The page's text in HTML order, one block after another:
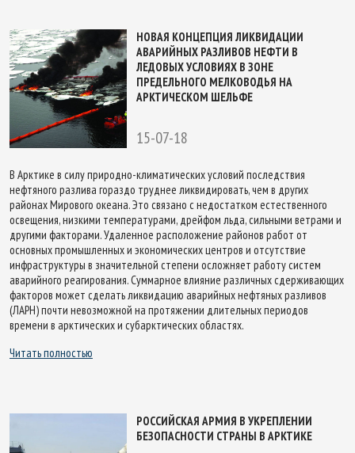
НОВАЯ КОНЦЕПЦИЯ ЛИКВИДАЦИИ
АВАРИЙНЫХ РАЗЛИВОВ НЕФТИ В
ЛЕДОВЫХ УСЛОВИЯХ В ЗОНЕ
ПРЕДЕЛЬНОГО МЕЛКОВОДЬЯ НА
АРКТИЧЕСКОМ ШЕЛЬФЕ
15-07-18
В Арктике в силу природно-климатических условий последствия
нефтяного разлива гораздо труднее ликвидировать, чем в других
районах Мирового океана. Это связано с недостатком естественного
освещения, низкими температурами, дрейфом льда, сильными ветрами и
другими факторами. Удаленное расположение районов работ от
основных промышленных и экономических центров и отсутствие
инфраструктуры в значительной степени осложняет работу систем
аварийного реагирования. Суммарное влияние различных сдерживающих
факторов может сделать ликвидацию аварийных нефтяных разливов
(ЛАРН) почти невозможной на протяжении длительных периодов
времени в арктических и субарктических областях.
Читать полностью
РОССИЙСКАЯ АРМИЯ В УКРЕПЛЕНИИ
БЕЗОПАСНОСТИ СТРАНЫ В АРКТИКЕ